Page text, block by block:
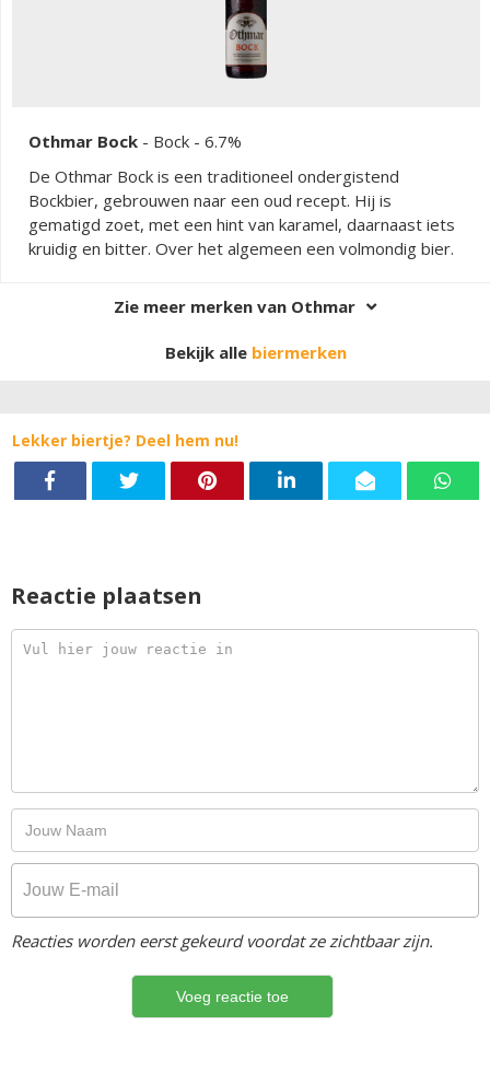
Othmar Bock - Bock - 6.7%
De Othmar Bock is een traditioneel ondergistend
Bockbier, gebrouwen naar een oud recept. Hij is
gematigd zoet, met een hint van karamel, daarnaast iets
kruidig en bitter. Over het algemeen een volmondig bier.
Zie meer merken van Othmar
Bekijk alle biermerken
Lekker biertje? Deel hem nu!
Reactie plaatsen
Reacties worden eerst gekeurd voordat ze zichtbaar zijn.